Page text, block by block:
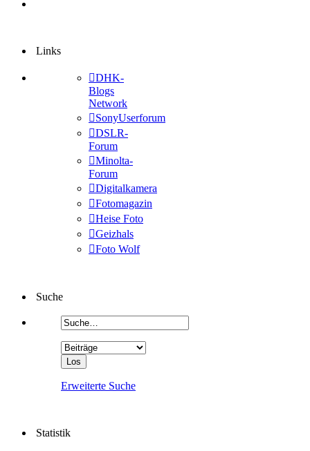
Links
DHK-
Blogs
Network
SonyUserforum
DSLR-
Forum
Minolta-
Forum
Digitalkamera
Fotomagazin
Heise Foto
Geizhals
Foto Wolf
Suche
Erweiterte Suche
Statistik